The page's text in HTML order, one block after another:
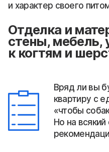
и характер своего
Отделка и
стены, мебель,
к когтям и
Вряд ли вы
квартиру с
«чтобы
Но на всякий